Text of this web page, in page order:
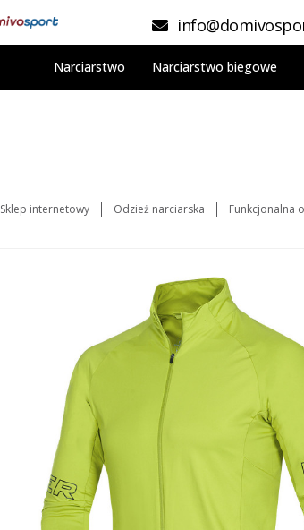
Narciarstwo Narciarstwo biegowe
Sklep internetowy Odzież narciarska Funkcjonalna